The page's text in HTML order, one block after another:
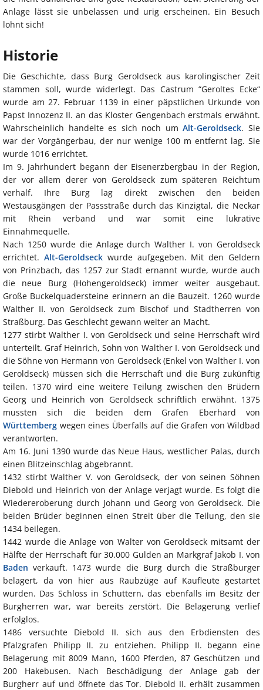
Anlage lässt sie unbelassen und urig erscheinen. Ein Besuch
lohnt sich!
Historie
Die Geschichte, dass Burg Geroldseck aus karolingischer Zeit
stammen soll, wurde widerlegt. Das Castrum “Geroltes Ecke“
wurde am 27. Februar 1139 in einer päpstlichen Urkunde von
Papst Innozenz II. an das Kloster Gengenbach erstmals erwähnt.
Wahrscheinlich handelte es sich noch umAlt-Geroldseck. Sie
war der Vorgängerbau, der nur wenige 100 m entfernt lag. Sie
wurde 1016 errichtet.
Im 9. Jahrhundert begann der Eisenerzbergbau in der Region,
der vor allem derer von Geroldseck zum späteren Reichtum
verhalf. Ihre Burg lag direkt zwischen den beiden
Westausgängen der Passstraße durch das Kinzigtal, die Neckar
mit Rhein verband und war somit eine lukrative
Einnahmequelle.
Nach 1250 wurde die Anlage durch Walther I. von Geroldseck
errichtet. Alt-Geroldseckwurde aufgegeben. Mit den Geldern
von Prinzbach, das 1257 zur Stadt ernannt wurde, wurde auch
die neue Burg (Hohengeroldseck) immer weiter ausgebaut.
Große Buckelquadersteine erinnern an die Bauzeit. 1260 wurde
Walther II. von Geroldseck zum Bischof und Stadtherren von
Straßburg. Das Geschlecht gewann weiter an Macht.
1277 stirbt Walther I. von Geroldseck und seine Herrschaft wird
unterteilt. Graf Heinrich, Sohn von Walther I. von Geroldseck und
die Söhne von Hermann von Geroldseck (Enkel von Walther I. von
Geroldseck) müssen sich die Herrschaft und die Burg zukünftig
teilen. 1370 wird eine weitere Teilung zwischen den Brüdern
Georg und Heinrich von Geroldseck schriftlich erwähnt. 1375
mussten sich die beiden dem Grafen Eberhard von
Württemberg wegen eines Überfalls auf die Grafen von Wildbad
verantworten.
Am 16. Juni 1390 wurde das Neue Haus, westlicher Palas, durch
einen Blitzeinschlag abgebrannt.
1432 stirbt Walther V. von Geroldseck, der von seinen Söhnen
Diebold und Heinrich von der Anlage verjagt wurde. Es folgt die
Wiedereroberung durch Johann und Georg von Geroldseck. Die
beiden Brüder beginnen einen Streit über die Teilung, den sie
1434 beilegen.
1442 wurde die Anlage von Walter von Geroldseck mitsamt der
Hälfte der Herrschaft für 30.000 Gulden an Markgraf Jakob I. von
Baden verkauft. 1473 wurde die Burg durch die Straßburger
belagert, da von hier aus Raubzüge auf Kaufleute gestartet
wurden. Das Schloss in Schuttern, das ebenfalls im Besitz der
Burgherren war, war bereits zerstört. Die Belagerung verlief
erfolglos.
1486 versuchte Diebold II. sich aus den Erbdiensten des
Pfalzgrafen Philipp II. zu entziehen. Philipp II. begann eine
Belagerung mit 8009 Mann, 1600 Pferden, 87 Geschützen und
200 Hakebusen. Nach Beschädigung der Anlage gab der
Burgherr auf und öffnete das Tor. Diebold II. erhält zusammen